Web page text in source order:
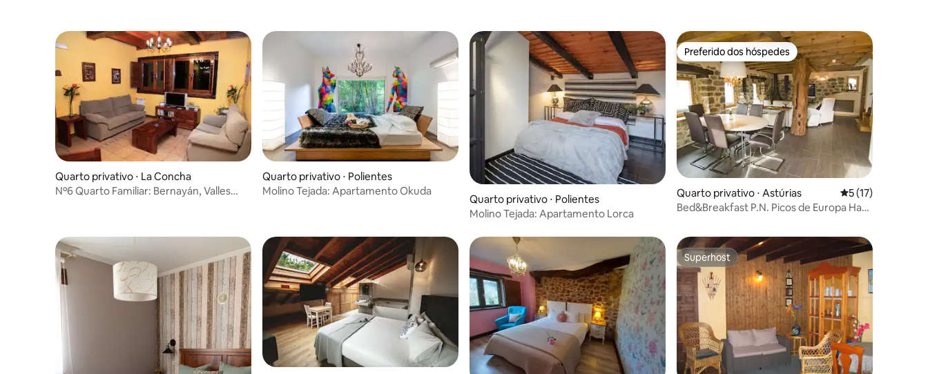
Quarto privativo ⋅ La Concha
Nº6 Quarto Familiar: Bernayán, Valles
Quarto privativo ⋅ Polientes
Molino Tejada: Apartamento Okuda
Quarto privativo ⋅ Polientes
Molino Tejada: Apartamento Lorca
Preferido dos hóspedes
Preferido dos hóspedes
Quarto privativo ⋅ Astúrias 5 de uma
5 (17)
Bed&Breakfast P.N. Picos de Europa Hab.
Superhost
Superhost